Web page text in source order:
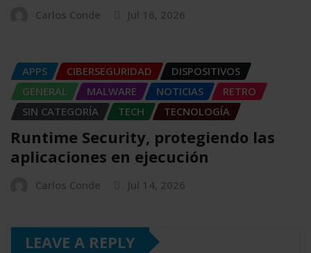
Carlos Conde Jul 16, 2026
APPS CIBERSEGURIDAD
DISPOSITIVOS
GENERAL
MALWARE NOTICIAS
RETRO
SIN CATEGORÍA
TECH TECNOLOGÍA
Runtime Security, protegiendo las
aplicaciones en ejecución
Carlos Conde Jul 14, 2026
LEAVE A REPLY